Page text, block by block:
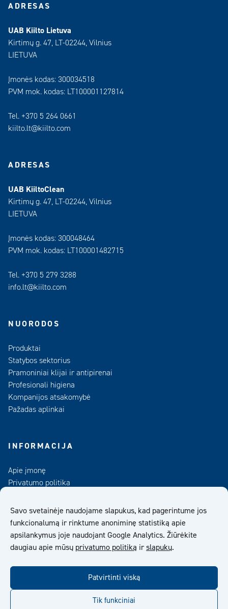
Savo svetainėje naudojame slapukus, kad pagerintume jos
funkcionalumą ir rinktume anoniminę statistiką apie
apsilankymus joje naudojant Google Analytics. Žiūrėkite
daugiau apie mūsų privatumo politiką irslapukų.
Patvirtinti viską
Tik funkciniai
ADRESAS
UAB Kiilto Lietuva
Kirtimų g. 47, LT-02244, Vilnius
LIETUVA
Įmonės kodas: 300034518
PVM mok. kodas: LT100001127814
Tel. +370 5 264 0661
kiilto.lt@kiilto.com
ADRESAS
UAB KiiltoClean
Kirtimų g. 47, LT-02244, Vilnius
LIETUVA
Įmonės kodas: 300048464
PVM mok. kodas: LT100001482715
Tel. +370 5 279 3288
info.lt@kiilto.com
NUORODOS
Produktai
Statybos sektorius
Pramoniniai klijai ir antipirenai
Profesionali higiena
Kompanijos atsakomybė
Pažadas aplinkai
INFORMACIJA
Apie įmonę
Privatumo politika
Duomenų bankas
UAB „Kiilto Lietuva“ Bendrosios Pardavimo Sąlygos